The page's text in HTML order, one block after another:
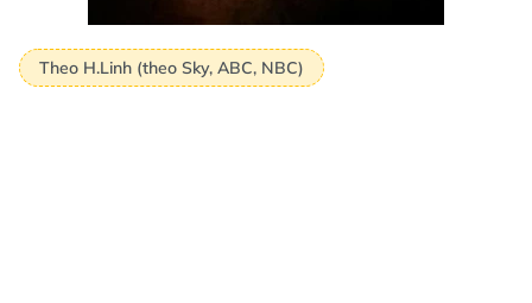
Theo H.Linh (theo Sky, ABC, NBC)